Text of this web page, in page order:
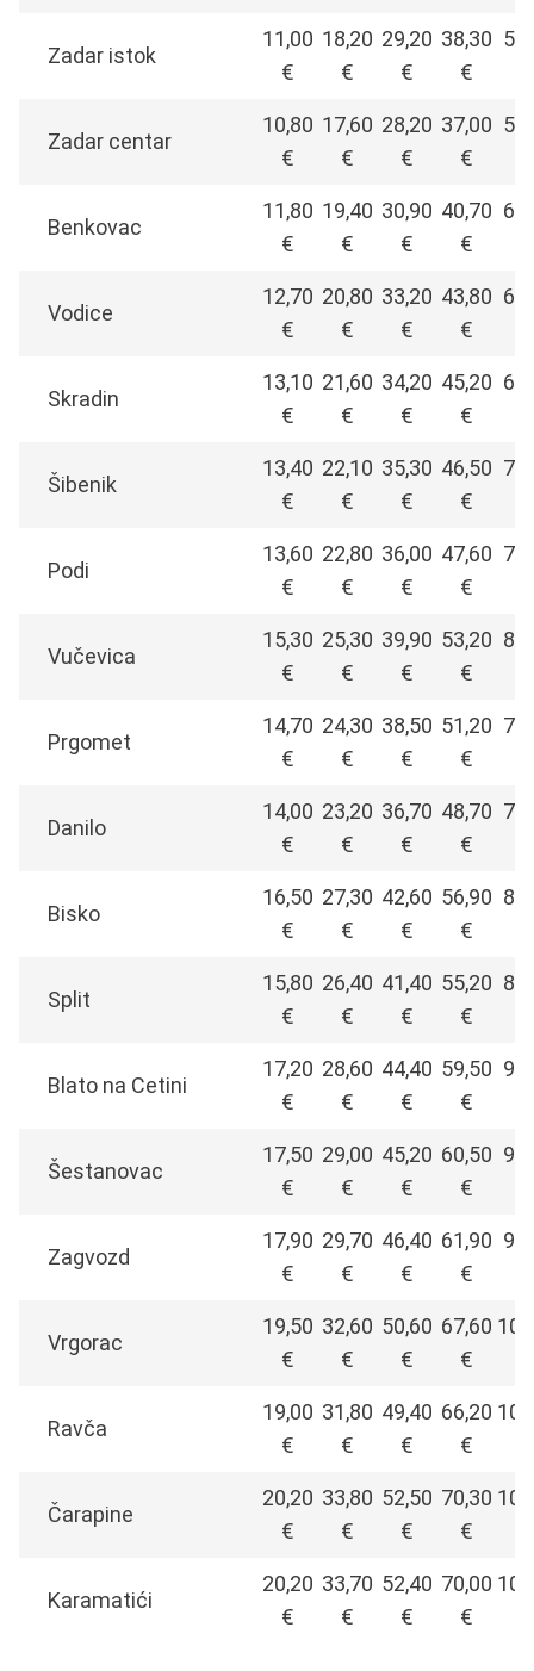
Zadar istok
11,00
€
18,20
€
29,20
€
38,30
€
Zadar centar
10,80
€
17,60
€
28,20
€
37,00
€
Benkovac
11,80
€
19,40
€
30,90
€
40,70
€
Vodice
12,70
€
20,80
€
33,20
€
43,80
€
Skradin
13,10
€
21,60
€
34,20
€
45,20
€
Šibenik
13,40
€
22,10
€
35,30
€
46,50
€
Podi
13,60
€
22,80
€
36,00
€
47,60
€
Vučevica
15,30
€
25,30
€
39,90
€
53,20
€
Prgomet
14,70
€
24,30
€
38,50
€
51,20
€
Danilo
14,00
€
23,20
€
36,70
€
48,70
€
Bisko
16,50
€
27,30
€
42,60
€
56,90
€
Split
15,80
€
26,40
€
41,40
€
55,20
€
Blato na Cetini
17,20
€
28,60
€
44,40
€
59,50
€
Šestanovac
17,50
€
29,00
€
45,20
€
60,50
€
Zagvozd
17,90
€
29,70
€
46,40
€
61,90
€
Vrgorac
19,50
€
32,60
€
50,60
€
67,60
€
Ravča
19,00
€
31,80
€
49,40
€
66,20
€
Čarapine
20,20
€
33,80
€
52,50
€
70,30
€
Karamatići
20,20
€
33,70
€
52,40
€
70,00
€